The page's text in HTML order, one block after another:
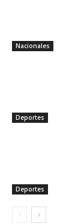
Nacionales
Deportes
Deportes